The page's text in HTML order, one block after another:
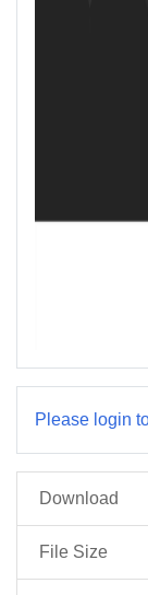
Please login
Download
File Size